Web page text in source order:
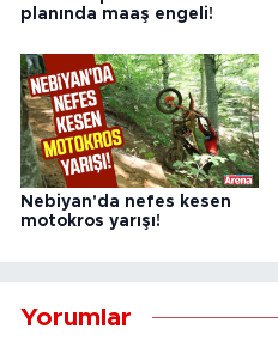
planında maaş engeli!
Nebiyan'da nefes kesen
motokros yarışı!
Yorumlar